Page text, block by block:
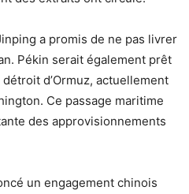
a promis de ne pas livrer
Pékin serait également prêt
d’Ormuz, actuellement
Ce passage maritime
des approvisionnements
un engagement chinois